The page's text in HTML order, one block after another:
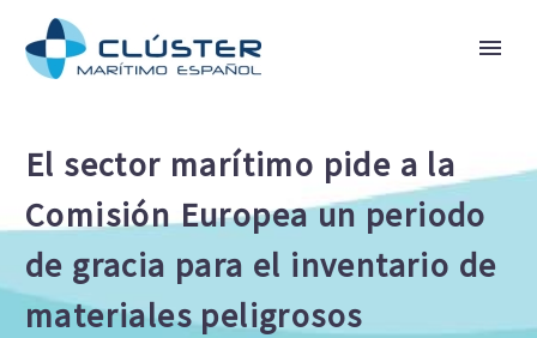
El sector marítimo pide a la
Comisión Europea un periodo
de gracia para el inventario de
materiales peligrosos